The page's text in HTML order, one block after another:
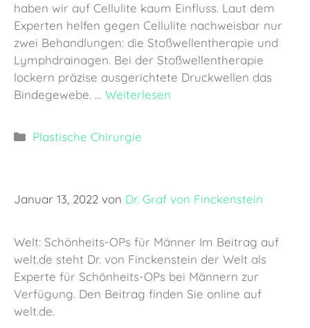
haben wir auf Cellulite kaum Einfluss. Laut dem
Experten helfen gegen Cellulite nachweisbar nur
zwei Behandlungen: die Stoßwellentherapie und
Lymphdrainagen. Bei der Stoßwellentherapie
lockern präzise ausgerichtete Druckwellen das
Bindegewebe. … Weiterlesen
Kategorien
Plastische Chirurgie
Januar 13, 2022 von Dr. Graf von Finckenstein
Welt: Schönheits-OPs für Männer Im Beitrag auf
welt.de steht Dr. von Finckenstein der Welt als
Experte für Schönheits-OPs bei Männern zur
Verfügung. Den Beitrag finden Sie online auf
welt.de.